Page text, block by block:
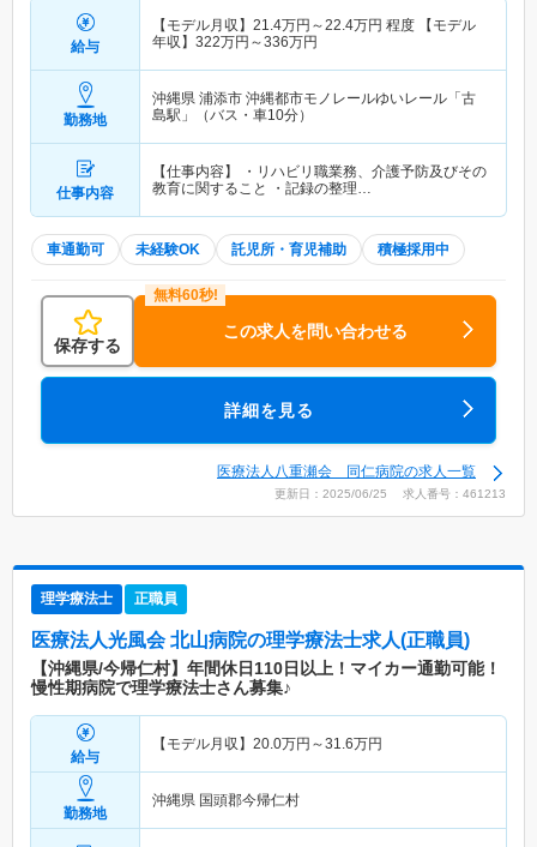
給与
【モデル月収】 21.4万円～22.4万円 程度 【モデル
年収】 322万円～336万円
勤務地
沖縄県 浦添市 沖縄都市モノレールゆいレール「古
島駅」（バス・車10分）
仕事内容
【仕事内容】 ・リハビリ職業務、介護予防及びその
教育に関すること ・記録の整理…
車通勤可 未経験OK 託児所・育児補助 積極採用中
保存する
この求人を問い合わせる
詳細を見る
医療法人八重瀬会 同仁病院の求人一覧
更新日：2025/06/25 求人番号：461213
理学療法士 正職員
医療法人光風会 北山病院の理学療法士求人(正職員)
【沖縄県/今帰仁村】年間休日110日以上！マイカー通勤可能！
慢性期病院で理学療法士さん募集♪
給与
【モデル月収】 20.0万円～31.6万円
勤務地
沖縄県 国頭郡今帰仁村